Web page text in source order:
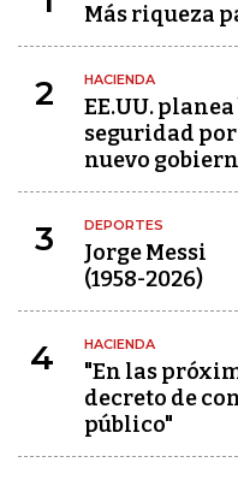
Más riqueza
2 HACIENDA
EE.UU.
seguridad
nuevo
3 DEPORTES
Jorge Messi
(1958-2026)
4 HACIENDA
"En las
decreto de
público"